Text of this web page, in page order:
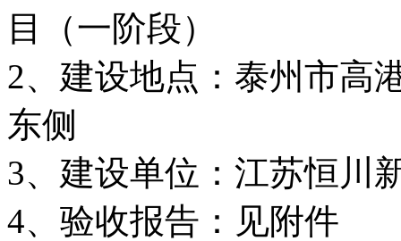
目（一阶段）
2、建设地点： 泰州市高
东侧
3、建设单位： 江苏恒川
4、验收报告：见附件